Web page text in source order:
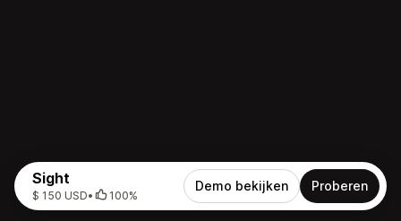
Sight
$ 150 USD• 100%
Demo bekijken Proberen